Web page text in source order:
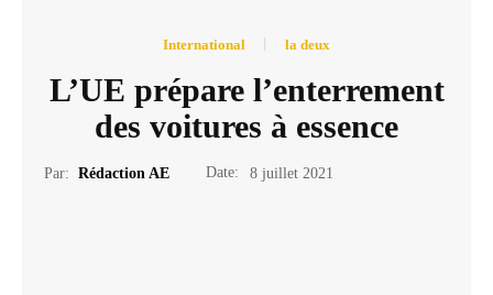
International la deux
L’UE prépare l’enterrement
des voitures à essence
Par: Rédaction AE Date: 8 juillet 2021